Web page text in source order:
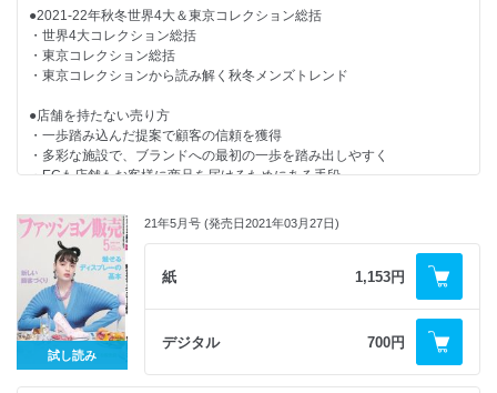
・おんな社長が飛ぶ！
・心と体の「きれいの秘訣」
・売場おこしディレクション
・今月の視点
●これからの小亮店と販亮員の在り方
【連載・シリーズ・リポート】
・店長意識改革メソッド
・労務管理を知ろう
・その接客あるある解決します！
・FASHION EYE
・ワンスアラウンドのエリアマネージャー塾
・店長意識改革メソッド
・新・お客さまゼッタイ主義
・may_ugramのインスタ講座
・カンタン英語接客術！
・おんな社長が飛ぶ！
・心と体の「きれいの秘訣」
・売場おこしディレクション
●2021-22年秋冬世界4大＆東京コレクション総括
・世界4大コレクション総括
・東京コレクション総括
・東京コレクションから読み解く秋冬メンズトレンド
●店舗を持たない売り方
・一歩踏み込んだ提案で顧客の信頼を獲得
・多彩な施設で、ブランドへの最初の一歩を踏み出しやすく
・ECも店舗もお客様に商品を届けるためにある手段
●「接客が苦手」なお客様を減らすためにできること
●お客様タイプの見極めとアプローチ法
●素材&#8226;生地の知識夏編
・夏に多く見られる天然繊維と化学繊維
・デニム夏編
●集中連載Vol.7「ランジェリー」でセンスを磨く
試し読み
21年5月号 (発売日2021年03月27日)
紙 1,153円
デジタル 700円